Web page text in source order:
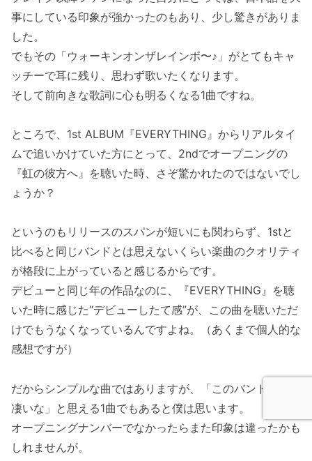
事にしている印象が強かったのもあり、少し驚きがありま
した。
でもその「ウォーキンオンザレインボ〜♪」がとてもキャ
ッチーで耳に残り、思わず歌いたくなります。
そして前向きな歌詞に心も明るくなる1曲ですね。
ところで、1st ALBUM『EVERYTHING』からリアルタイ
ムで追いかけていた方にとって、2ndでオープニングの
『虹の彼方へ』を聴いた時、さぞ驚かれたのではないでし
ょうか？
というのもリリースのスパンが短いにも関わらず、1stと
比べると同じバンドとは思えないくらい楽曲のクオリティ
が格段に上がっていると感じるからです。
デビューと同じ年の作品なのに、『EVERYTHING』を聴
いた時に感じた“デビューしたて感”が、この曲を聴いただ
けでもうなくなっているんですよね。（あくまで個人的な
感想ですが）
だからシンプルな曲ではありますが、「このバンドやっぱ
凄いな」と思える1曲でもあると僕は思います。
オープニングナンバーでなかったらまた印象は違ったかも
しれませんが。